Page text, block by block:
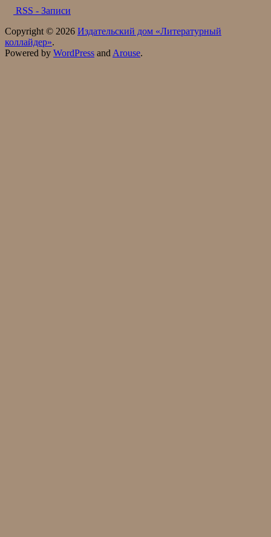
RSS - Записи
Copyright © 2026 Издательский дом «Литературный
коллайдер».
Powered by WordPress and Arouse.